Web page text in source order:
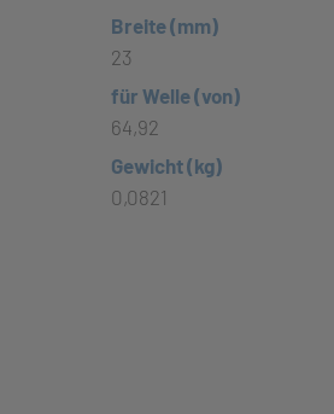
Breite (mm)
23
für Welle (von)
64,92
Gewicht (kg)
0,0821